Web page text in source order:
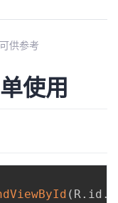
供参考
使用
( R. id .